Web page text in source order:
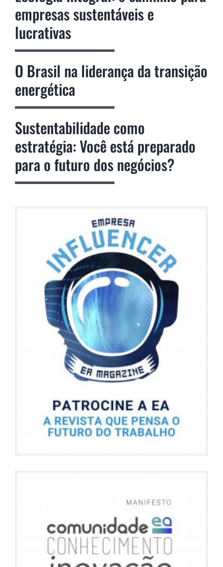
empresas sustentáveis e
lucrativas
O Brasil na liderança da transição
energética
Sustentabilidade como
estratégia: Você está preparado
para o futuro dos negócios?